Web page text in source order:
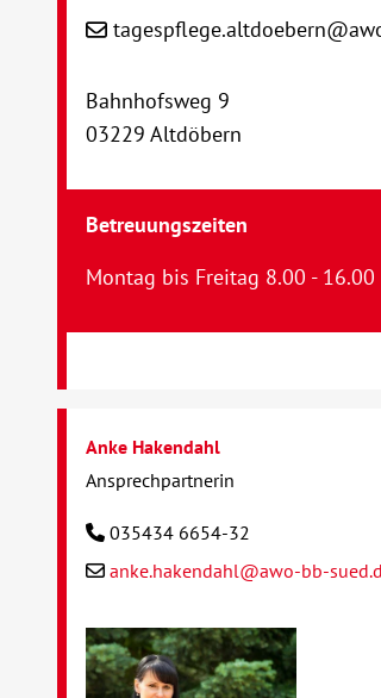
Bahnhofsweg 9
03229 Altdöbern
Betreuungszeiten
Montag bis Freitag 8.00 - 16.00
Anke Hakendahl
Ansprechpartnerin
035434 6654-32
anke.hakendahl@awo-bb-